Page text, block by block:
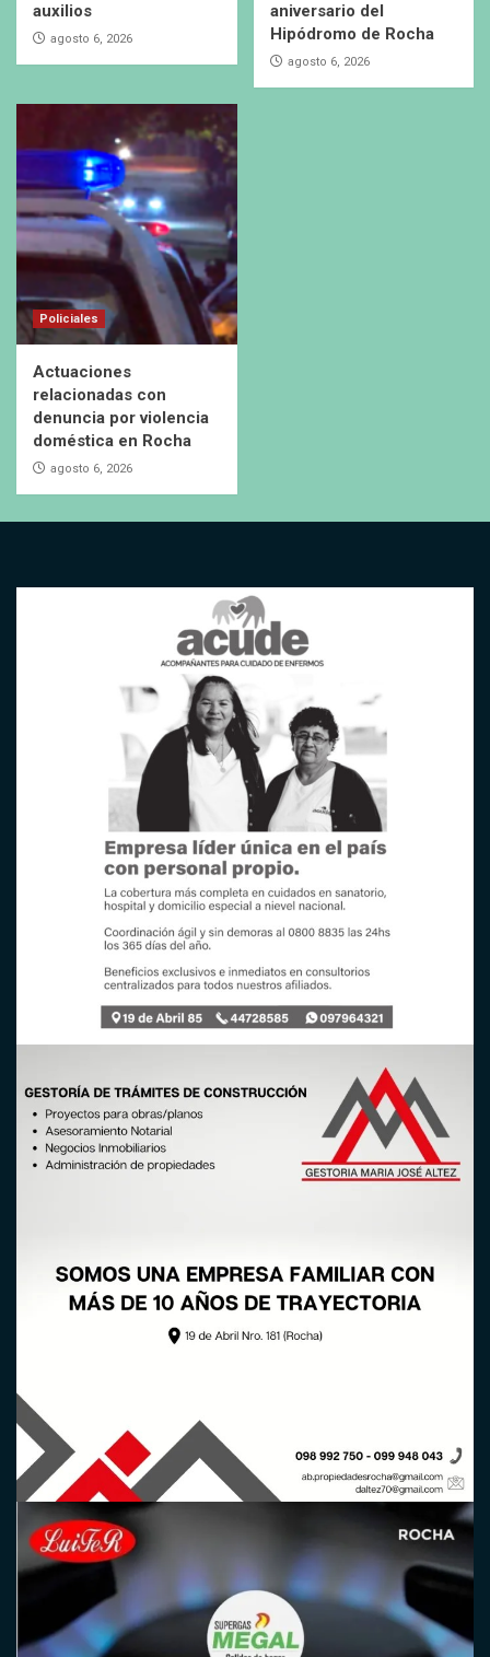
auxilios
agosto 6, 2026
aniversario del
Hipódromo de Rocha
agosto 6, 2026
Policiales
Actuaciones
relacionadas con
denuncia por violencia
doméstica en Rocha
agosto 6, 2026